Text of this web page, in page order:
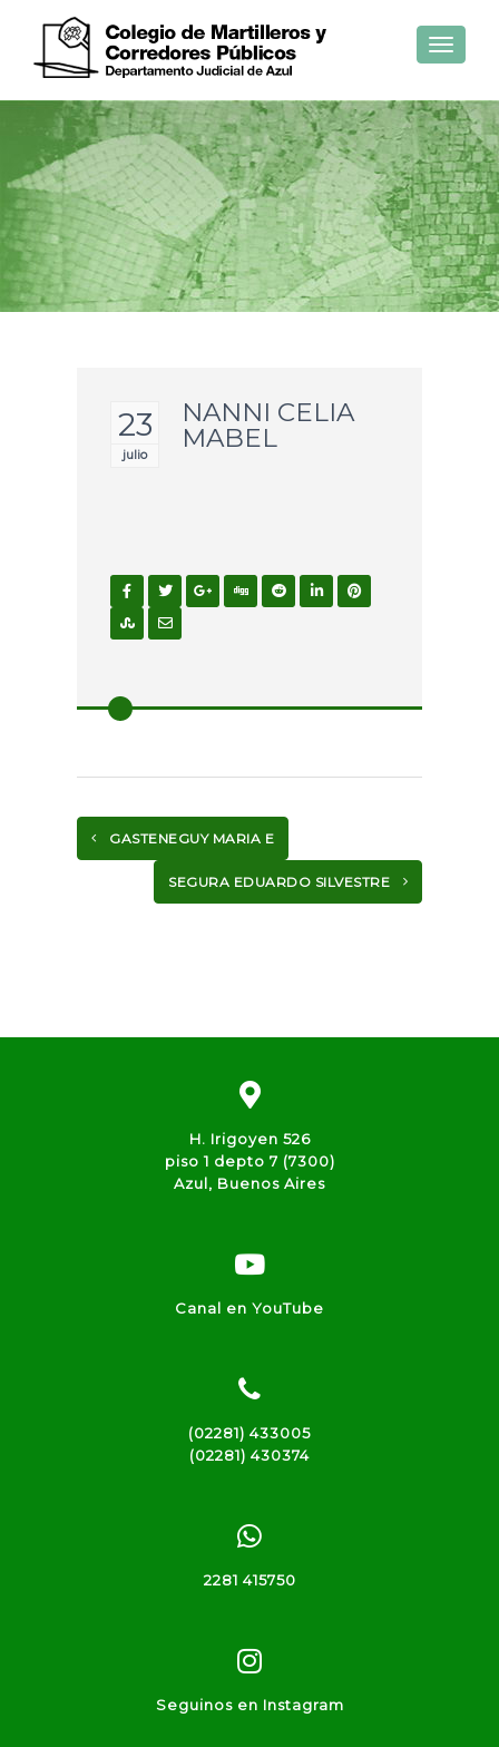
Toggle
23
julio
NANNI CELIA
MABEL
GASTENEGUY MARIA E
SEGURA EDUARDO SILVESTRE
H. Irigoyen 526
piso 1 depto 7 (7300)
Azul, Buenos Aires
Canal en YouTube
(02281) 433005
(02281) 430374
2281 415750
Seguinos en Instagram